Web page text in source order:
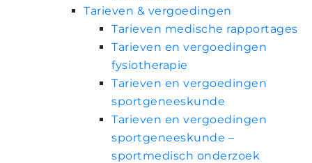
Tarieven & vergoedingen
Tarieven medische rapportages
Tarieven en vergoedingen
fysiotherapie
Tarieven en vergoedingen
sportgeneeskunde
Tarieven en vergoedingen
sportgeneeskunde –
sportmedisch onderzoek